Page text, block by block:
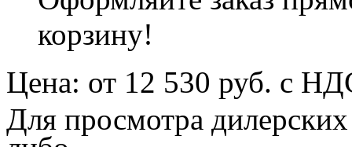
корзину!
Цена: от 12 530 руб. с
Для просмотра